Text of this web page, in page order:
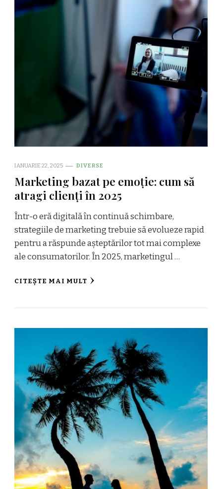
IANUARIE 22, 2025 DIVERSE
Marketing bazat pe emoție: cum să
atragi clienți în 2025
Într-o eră digitală în continuă schimbare,
strategiile de marketing trebuie să evolueze rapid
pentru a răspunde așteptărilor tot mai complexe
ale consumatorilor. În 2025, marketingul …
CITEȘTE MAI MULT